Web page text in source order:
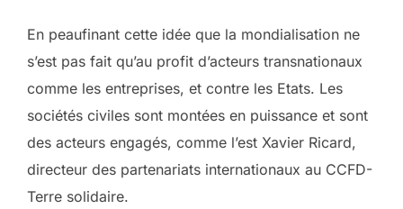
En peaufinant cette idée que la mondialisation ne
s’est pas fait qu’au profit d’acteurs transnationaux
comme les entreprises, et contre les Etats. Les
sociétés civiles sont montées en puissance et sont
des acteurs engagés, comme l’est Xavier Ricard,
directeur des partenariats internationaux au CCFD-
Terre solidaire.